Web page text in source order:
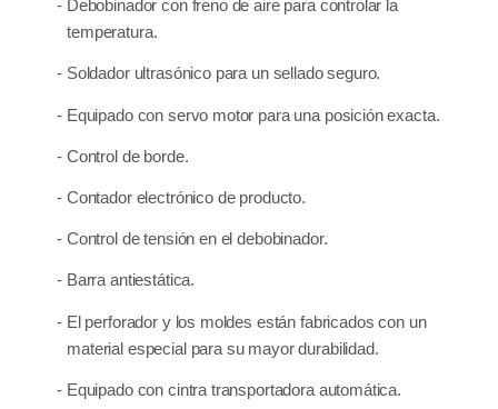
- Debobinador con freno de aire para controlar la
temperatura.
- Soldador ultrasónico para un sellado seguro.
- Equipado con servo motor para una posición exacta.
- Control de borde.
- Contador electrónico de producto.
- Control de tensión en el debobinador.
- Barra antiestática.
- El perforador y los moldes están fabricados con un
material especial para su mayor durabilidad.
- Equipado con cintra transportadora automática.